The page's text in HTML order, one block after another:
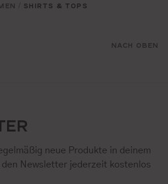
SHIRTS & TOPS
NACH OBEN
neue Produkte in deinem
den Newsletter jederzeit kostenlos